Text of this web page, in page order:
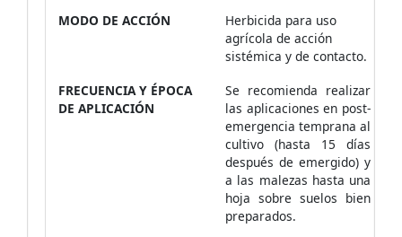
MODO DE ACCIÓN
Herbicida para uso
agrícola de acción
sistémica y de contacto.
FRECUENCIA Y ÉPOCA
DE APLICACIÓN
Se recomienda realizar
las aplicaciones en post-
emergencia temprana al
cultivo (hasta 15 días
después de emergido) y
a las malezas hasta una
hoja sobre suelos bien
preparados.